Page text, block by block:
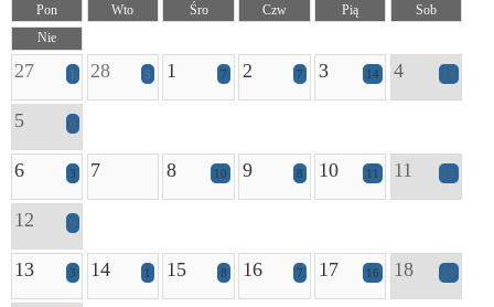
Pon Wto Śro Czw Pią
Sob
Nie
27 1 28 5 1 7 2 7 3 14 4 14
5 8
6 3 7 8 10 9 8 10 11 11 15
12 9
13 3 14 1 15 8 16 7 17 16 18 21